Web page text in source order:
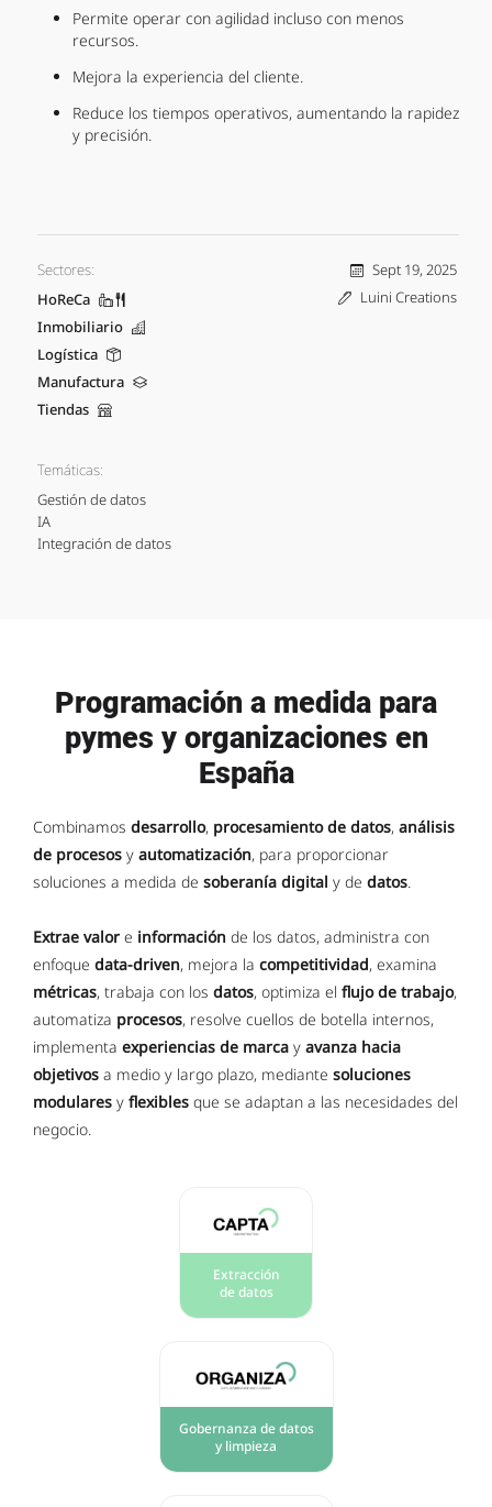
Permite operar con agilidad incluso con menos
recursos.
Mejora la experiencia del cliente.
Reduce los tiempos operativos, aumentando la rapidez
y precisión.
Sept 19, 2025
Luini Creations
Temáticas:
Gestión de datos
IA
Integración de datos
Sectores:
HoReCa
Inmobiliario
Logística
Manufactura
Tiendas
Programación a medida para
pymes y organizaciones en
España
Combinamos desarrollo, procesamiento de datos, análisis
de procesos y automatización, para proporcionar
soluciones a medida de soberanía digital y de datos.
Extrae valor e información de los datos, administra con
enfoque data-driven, mejora la competitividad, examina
métricas, trabaja con los datos, optimiza el flujo de trabajo,
automatiza procesos, resolve cuellos de botella internos,
implementa experiencias de marca y avanza hacia
objetivos a medio y largo plazo, mediante soluciones
modulares y flexibles que se adaptan a las necesidades del
negocio.
Extracción
de datos
Gobernanza de datos
y limpieza